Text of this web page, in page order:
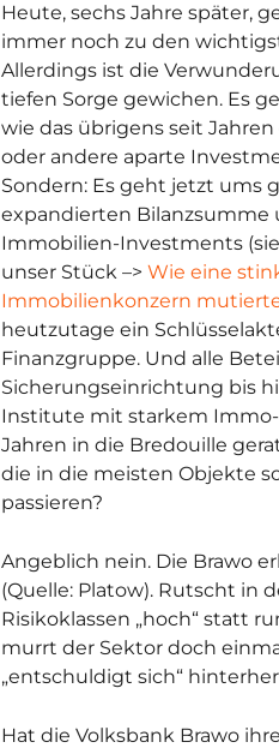
Heute, sechs Jahre später,
immer noch zu den
Allerdings ist die
tiefen Sorge gewichen. Es
wie das übrigens seit
oder andere aparte
Sondern: Es geht jetzt ums
expandierten Bilanzsumme
Immobilien-Investments
unser Stück –> Wie eine
Immobilienkonzern
heutzutage ein
Finanzgruppe. Und alle
Sicherungseinrichtung bis
Institute mit starkem
Jahren in die Bredouille
die in die meisten Objekte
passieren?
Angeblich nein. Die Brawo
(Quelle: Platow). Rutscht in
Risikoklassen „hoch“ statt
murrt der Sektor doch
„entschuldigt sich“
Hat die Volksbank Brawo